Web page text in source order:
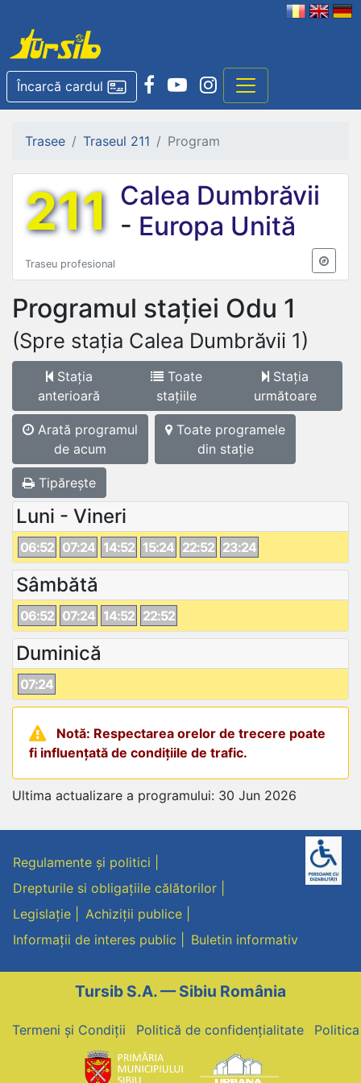
Încarcă cardul
Trasee Traseul 211 Program
211 Calea Dumbrăvii
- Europa Unită
Traseu profesional
Programul stației Odu 1
(Spre stația Calea Dumbrăvii 1)
Stația
anterioară
Toate
stațiile
Stația
următoare
Arată programul
de acum
Toate programele
din stație
Tipărește
Luni - Vineri
06:52 07:24 14:52 15:24 22:52 23:24
Sâmbătă
06:52 07:24 14:52 22:52
Duminică
07:24
Notă: Respectarea orelor de trecere poate
fi influențată de condițiile de trafic.
Ultima actualizare a programului: 30 Jun 2026
Regulamente și politici
Drepturile si obligațiile călătorilor
Legislație
Achiziții publice
Informații de interes public
Buletin informativ
Tursib S.A. — Sibiu România
Termeni și Condiții Politică de confidențialitate